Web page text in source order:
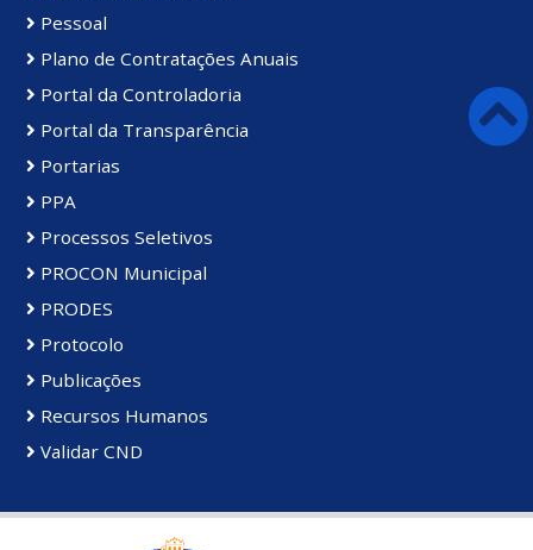
Pessoal
Plano de Contratações Anuais
Portal da Controladoria
Portal da Transparência
Portarias
PPA
Processos Seletivos
PROCON Municipal
PRODES
Protocolo
Publicações
Recursos Humanos
Validar CND